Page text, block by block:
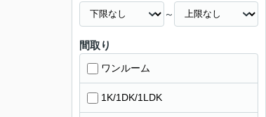
～
間取り
ワンルーム
1K/1DK/1LDK